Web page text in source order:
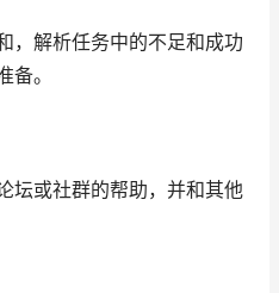
，解析任务中的不足和成功
备。
坛或社群的帮助，并和其他